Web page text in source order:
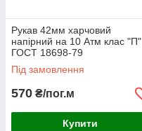
Рукав 42мм харчовий
напірний на 10 Атм клас "П"
ГОСТ 18698-79
Під замовлення
570 ₴/пог.м
Купити